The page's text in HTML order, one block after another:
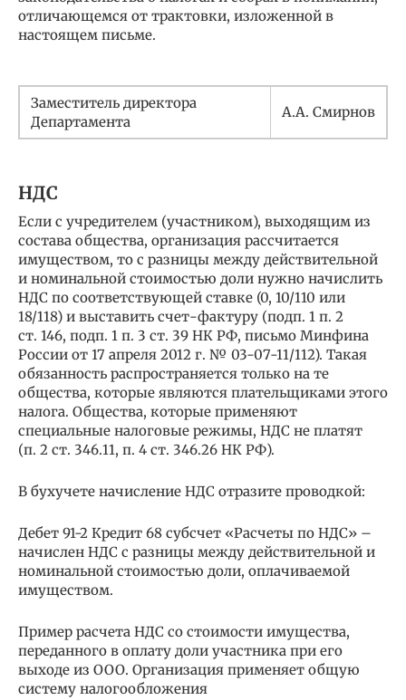
отличающемся от трактовки, изложенной в
настоящем письме.
Заместитель директора
Департамента
А.А. Смирнов
НДС
Если с учредителем (участником), выходящим из
состава общества, организация рассчитается
имуществом, то с разницы между действительной
и номинальной стоимостью доли нужно начислить
НДС по соответствующей ставке (0, 10/110 или
18/118) и выставить счет-фактуру (подп. 1 п. 2
ст. 146, подп. 1 п. 3 ст. 39 НК РФ, письмо Минфина
России от 17 апреля 2012 г. № 03-07-11/112). Такая
обязанность распространяется только на те
общества, которые являются плательщиками этого
налога. Общества, которые применяют
специальные налоговые режимы, НДС не платят
(п. 2 ст. 346.11, п. 4 ст. 346.26 НК РФ).
В бухучете начисление НДС отразите проводкой:
Дебет 91-2 Кредит 68 субсчет «Расчеты по НДС» –
начислен НДС с разницы между действительной и
номинальной стоимостью доли, оплачиваемой
имуществом.
Пример расчета НДС со стоимости имущества,
переданного в оплату доли участника при его
выходе из ООО. Организация применяет общую
систему налогообложения